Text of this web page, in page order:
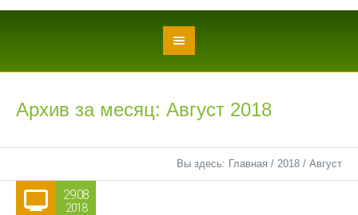
Архив за месяц: Август 2018
Вы здесь: Главная / 2018 / Август
29.08
2018